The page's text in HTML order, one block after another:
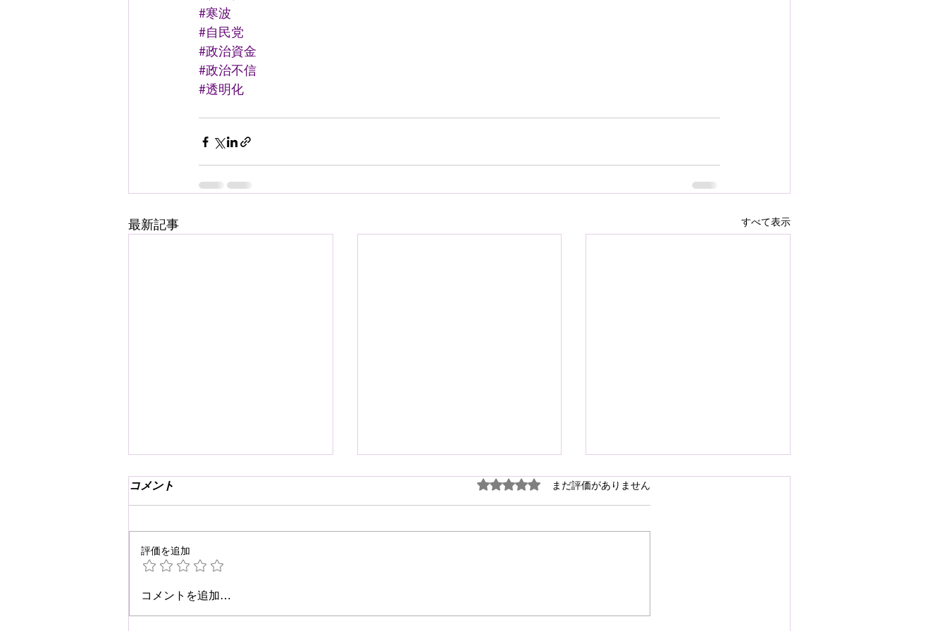
#寒波
#自民党
#政治資金
#政治不信
#透明化
最新記事 すべて表示
☆肩こり・腰痛予防☆
謹んで熊本県の地震災害のお
コメント 5つ星のうち0と評価されています。
まだ評価がありません
評価を追加
コメントを追加…